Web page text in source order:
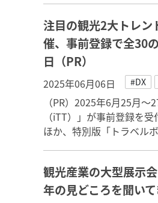
注目の観光2大トレン
催、事前登録で全30
日（PR）
2025年06月06日 #DX
（PR）2025年6月25月
（iTT）」が事前登録を
ほか、特別版「トラベル
観光産業の大型展示
年の見どころを聞い